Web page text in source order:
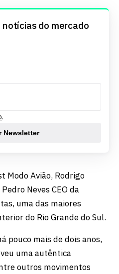
notícias do mercado
.
Newsletter
Modo Avião, Rodrigo
Neves CEO da
uma das maiores
do Rio Grande do Sul.
pouco mais de dois anos,
uma autêntica
outros movimentos